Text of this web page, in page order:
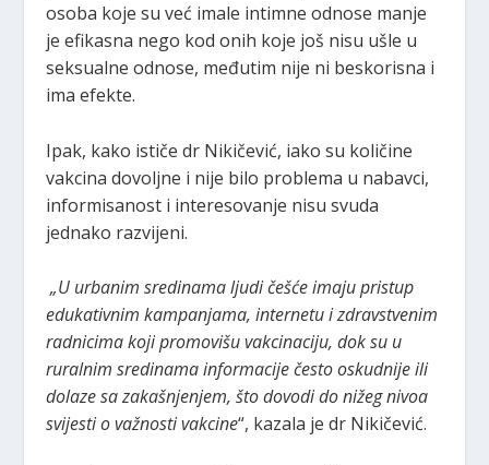
osoba koje su već imale intimne odnose manje
je efikasna nego kod onih koje još nisu ušle u
seksualne odnose, međutim nije ni beskorisna i
ima efekte.
Ipak, kako ističe dr Nikičević, iako su količine
vakcina dovoljne i nije bilo problema u nabavci,
informisanost i interesovanje nisu svuda
jednako razvijeni.
„U urbanim sredinama ljudi češće imaju pristup
edukativnim kampanjama, internetu i zdravstvenim
radnicima koji promovišu vakcinaciju, dok su u
ruralnim sredinama informacije često oskudnije ili
dolaze sa zakašnjenjem, što dovodi do nižeg nivoa
svijesti o važnosti vakcine“, kazala je dr Nikičević.